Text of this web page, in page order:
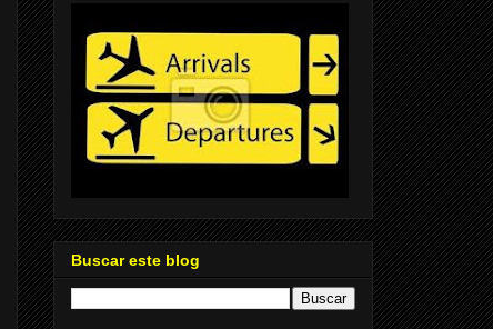
Buscar este blog